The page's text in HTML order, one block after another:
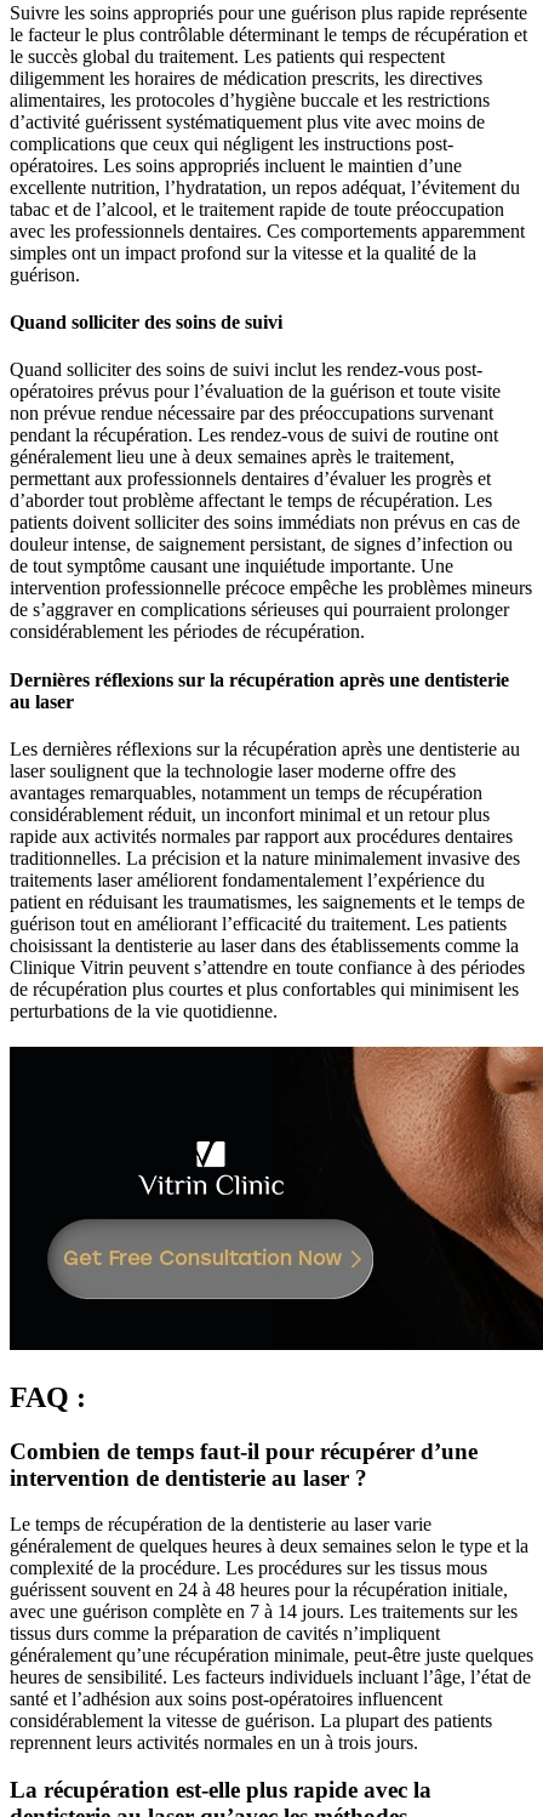
Suivre les soins appropriés pour une guérison plus rapide représente
le facteur le plus contrôlable déterminant le temps de récupération et
le succès global du traitement. Les patients qui respectent
diligemment les horaires de médication prescrits, les directives
alimentaires, les protocoles d’hygiène buccale et les restrictions
d’activité guérissent systématiquement plus vite avec moins de
complications que ceux qui négligent les instructions post-
opératoires. Les soins appropriés incluent le maintien d’une
excellente nutrition, l’hydratation, un repos adéquat, l’évitement du
tabac et de l’alcool, et le traitement rapide de toute préoccupation
avec les professionnels dentaires. Ces comportements apparemment
simples ont un impact profond sur la vitesse et la qualité de la
guérison.
Quand solliciter des soins de suivi
Quand solliciter des soins de suivi inclut les rendez-vous post-
opératoires prévus pour l’évaluation de la guérison et toute visite
non prévue rendue nécessaire par des préoccupations survenant
pendant la récupération. Les rendez-vous de suivi de routine ont
généralement lieu une à deux semaines après le traitement,
permettant aux professionnels dentaires d’évaluer les progrès et
d’aborder tout problème affectant le temps de récupération. Les
patients doivent solliciter des soins immédiats non prévus en cas de
douleur intense, de saignement persistant, de signes d’infection ou
de tout symptôme causant une inquiétude importante. Une
intervention professionnelle précoce empêche les problèmes mineurs
de s’aggraver en complications sérieuses qui pourraient prolonger
considérablement les périodes de récupération.
Dernières réflexions sur la récupération après une dentisterie
au laser
Les dernières réflexions sur la récupération après une dentisterie au
laser soulignent que la technologie laser moderne offre des
avantages remarquables, notamment un temps de récupération
considérablement réduit, un inconfort minimal et un retour plus
rapide aux activités normales par rapport aux procédures dentaires
traditionnelles. La précision et la nature minimalement invasive des
traitements laser améliorent fondamentalement l’expérience du
patient en réduisant les traumatismes, les saignements et le temps de
guérison tout en améliorant l’efficacité du traitement. Les patients
choisissant la dentisterie au laser dans des établissements comme la
Clinique Vitrin peuvent s’attendre en toute confiance à des périodes
de récupération plus courtes et plus confortables qui minimisent les
perturbations de la vie quotidienne.
FAQ :
Combien de temps faut-il pour récupérer d’une
intervention de dentisterie au laser ?
Le temps de récupération de la dentisterie au laser varie
généralement de quelques heures à deux semaines selon le type et la
complexité de la procédure. Les procédures sur les tissus mous
guérissent souvent en 24 à 48 heures pour la récupération initiale,
avec une guérison complète en 7 à 14 jours. Les traitements sur les
tissus durs comme la préparation de cavités n’impliquent
généralement qu’une récupération minimale, peut-être juste quelques
heures de sensibilité. Les facteurs individuels incluant l’âge, l’état de
santé et l’adhésion aux soins post-opératoires influencent
considérablement la vitesse de guérison. La plupart des patients
reprennent leurs activités normales en un à trois jours.
La récupération est-elle plus rapide avec la